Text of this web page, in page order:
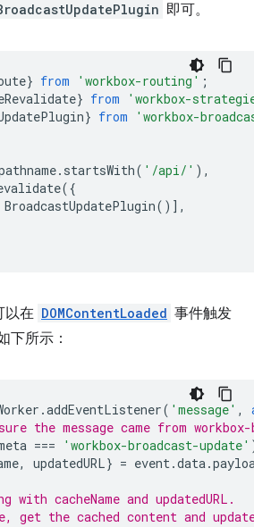
即可。
} from 'workbox-routing' ;
} from
'workbox-
} from 'workbox-
. startsWith( '/api/' ),
({
BroadcastUpdatePlugin()],
以在 DOMContentLoaded 事件触发
下所示：
.addEventListener( 'message' ,
the message came from workbox-
=== 'workbox-broadcast-update'
, updatedURL} = event.data.
with cacheName and updatedURL.
get the cached content and